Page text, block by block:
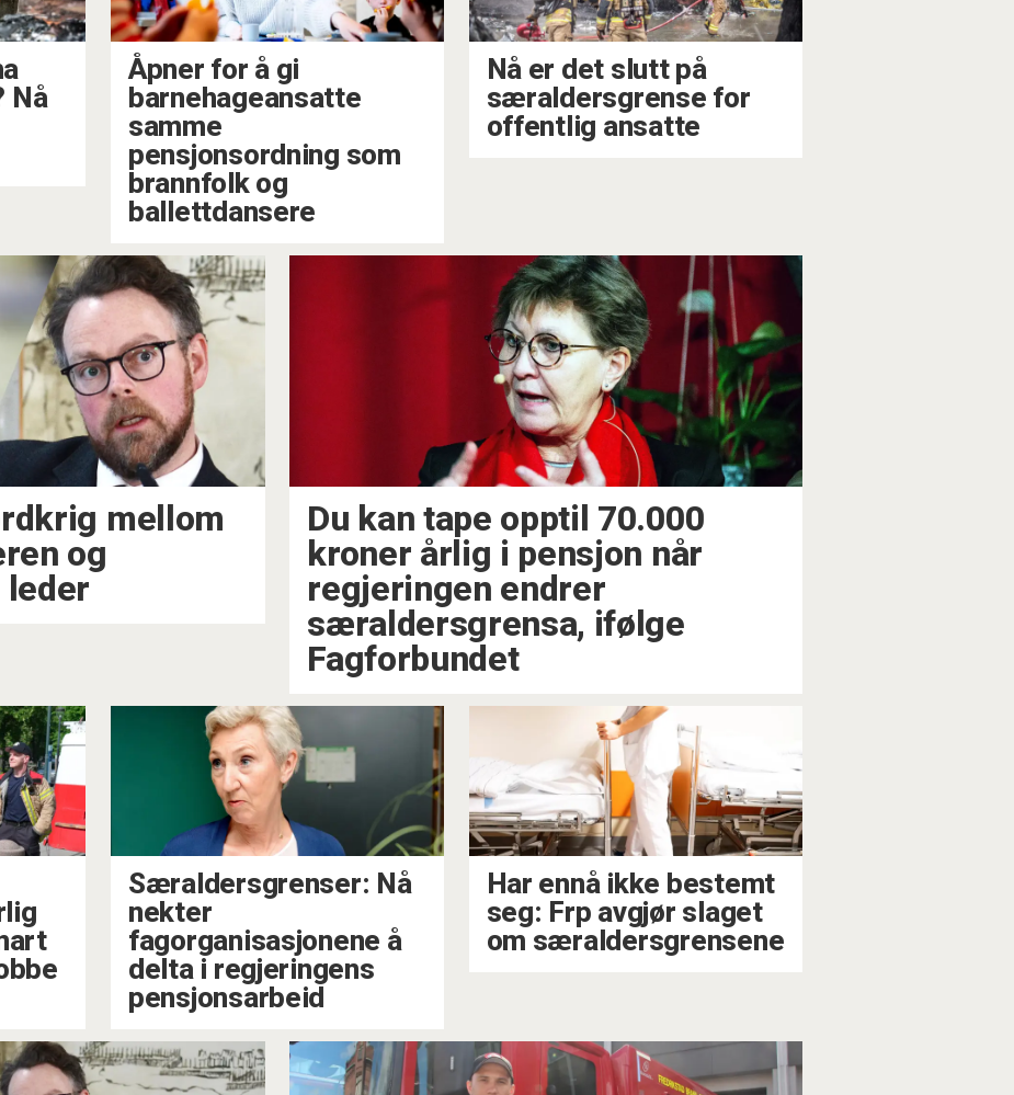
Nå
Åpner for å gi
barnehageansatte
samme
pensjonsordning som
brannfolk og
ballettdansere
Nå er det slutt på
særaldersgrense for
offentlig ansatte
mellom
og
leder
Du kan tape opptil 70.000
kroner årlig i pensjon når
regjeringen endrer
særaldersgrensa, ifølge
Fagforbundet
Særaldersgrenser: Nå
nekter
fagorganisasjonene å
delta i regjeringens
pensjonsarbeid
Har ennå ikke bestemt
seg: Frp avgjør slaget
om særaldersgrensene